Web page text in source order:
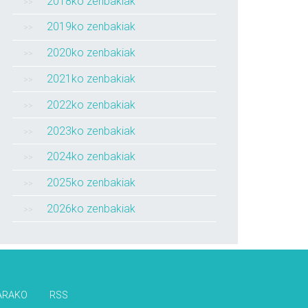
2019ko zenbakiak
2020ko zenbakiak
2021ko zenbakiak
2022ko zenbakiak
2023ko zenbakiak
2024ko zenbakiak
2025ko zenbakiak
2026ko zenbakiak
RSS